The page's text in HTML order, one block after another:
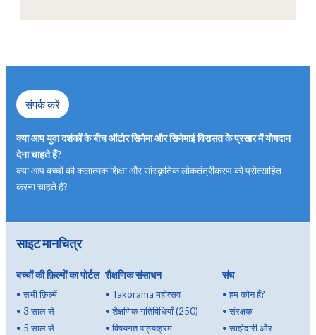
संपर्क करें
क्या आप युवा दर्शकों के बीच ऑटोर सिनेमा और सिनेमाई विरासत के प्रसार में योगदान
देना चाहते हैं?
क्या आप बच्चों की कलात्मक शिक्षा और सांस्कृतिक लोकतंत्रीकरण को प्रोत्साहित
करना चाहते हैं?
साइट मानचित्र
बच्चों की फ़िल्मों का पोर्टल
• सभी फ़िल्में
• 3 साल से
• 5 साल से
शैक्षणिक संसाधन
• Takorama महोत्सव
• शैक्षणिक गतिविधियाँ (250)
• विषयगत पाठ्यक्रम
संघ
•हम कौन हैं?
•संरक्षक
•साझेदारी और